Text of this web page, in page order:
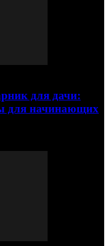
для дачи:
для начинающих